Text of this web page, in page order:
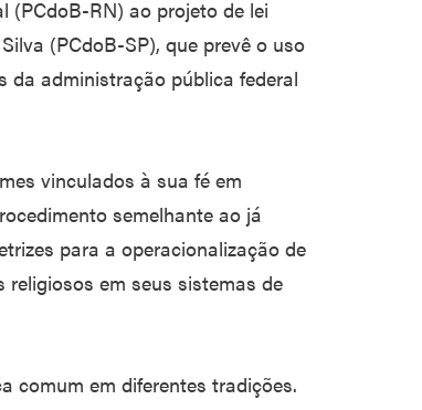
(PCdoB-RN) ao projeto de lei
(PCdoB-SP), que prevê o uso
da administração pública federal
vinculados à sua fé em
semelhante ao já
para a operacionalização de
em seus sistemas de
comum em diferentes tradições.